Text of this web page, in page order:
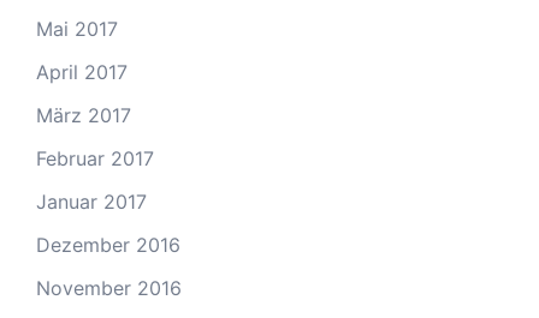
Mai 2017
April 2017
März 2017
Februar 2017
Januar 2017
Dezember 2016
November 2016